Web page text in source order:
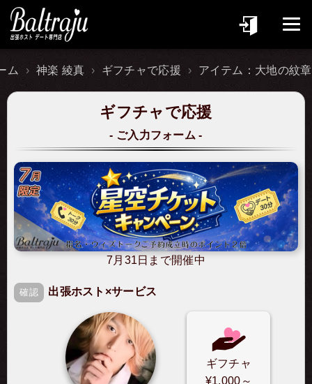
ム 神楽 綾真 ギフチャで応援 アイテム：大地の紋章
ギフチャで応援
ご入力フォーム
7月31日まで開催中
確認 出張ホスト×サービス
ギフチャ
¥1,000～